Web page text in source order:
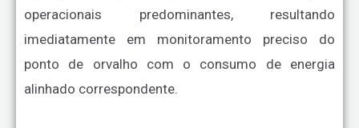
operacionais predominantes, resultando
imediatamente em monitoramento preciso do
ponto de orvalho com o consumo de energia
alinhado correspondente.